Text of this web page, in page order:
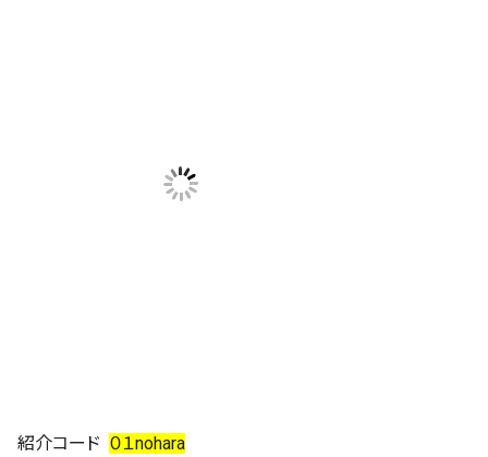
紹介コード ０１nohara